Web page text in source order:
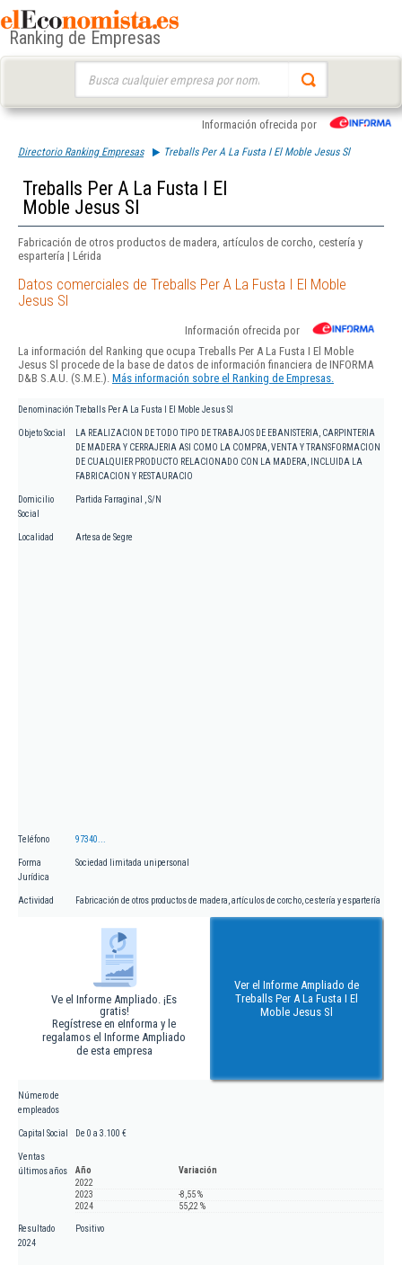
Ranking de Empresas
Información ofrecida por
Directorio Ranking Empresas Treballs Per A La Fusta I El Moble Jesus Sl
Treballs Per A La Fusta I El
Moble Jesus Sl
Fabricación de otros productos de madera, artículos de corcho, cestería y
espartería | Lérida
Datos comerciales de Treballs Per A La Fusta I El Moble
Jesus Sl
Información ofrecida por
La información del Ranking que ocupa Treballs Per A La Fusta I El Moble
Jesus Sl procede de la base de datos de información financiera de INFORMA
D&B S.A.U. (S.M.E.). Más información sobre el Ranking de Empresas.
Denominación Treballs Per A La Fusta I El Moble Jesus Sl
Objeto Social
LA REALIZACION DE TODO TIPO DE TRABAJOS DE EBANISTERIA, CARPINTERIA
DE MADERA Y CERRAJERIA ASI COMO LA COMPRA, VENTA Y TRANSFORMACION
DE CUALQUIER PRODUCTO RELACIONADO CON LA MADERA, INCLUIDA LA
FABRICACION Y RESTAURACIO
Domicilio
Social
Partida Farraginal , S/N
Localidad Artesa de Segre
Teléfono 97340...
Forma
Jurídica
Sociedad limitada unipersonal
Actividad Fabricación de otros productos de madera, artículos de corcho, cestería y espartería
Ve el Informe Ampliado. ¡Es
gratis!
Regístrese en eInforma y le
regalamos el Informe Ampliado
de esta empresa
Ver el Informe Ampliado de
Treballs Per A La Fusta I El
Moble Jesus Sl
Número de
empleados
Capital Social De 0 a 3.100 €
Ventas
últimos años
Año
Variación
2022
2023
-8,55 %
2024
55,22 %
Resultado
2024
Positivo